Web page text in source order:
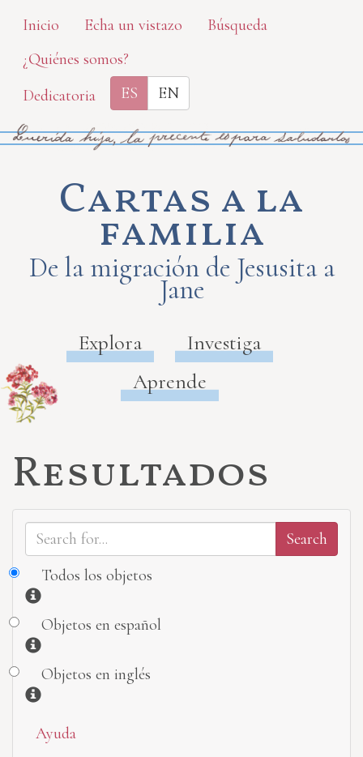
Skip
main
content
Inicio Echa un vistazo
Búsqueda
¿Quiénes somos?
Dedicatoria
ES EN
Cartas a la
familia
De la migración de Jesusita a
Jane
Explora
Investiga
Aprende
Resultados
Todos los objetos
Información
Objetos en español
Información
Objetos en inglés
Información
Ayuda